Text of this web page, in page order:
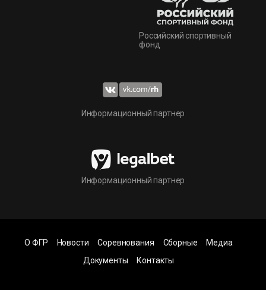
Российский спортивный
фонд
Информационный партнер
Информационный партнер
О ФГР Новости Соревнования Сборные
Медиа
Документы
Контакты